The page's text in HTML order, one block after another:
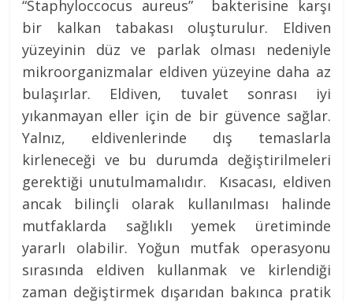
“Staphyloccocus aureus” bakterisine karşı
bir kalkan tabakası oluşturulur. Eldiven
yüzeyinin düz ve parlak olması nedeniyle
mikroorganizmalar eldiven yüzeyine daha az
bulaşırlar. Eldiven, tuvalet sonrası iyi
yıkanmayan eller için de bir güvence sağlar.
Yalnız, eldivenlerinde dış temaslarla
kirleneceği ve bu durumda değiştirilmeleri
gerektiği unutulmamalıdır. Kısacası, eldiven
ancak bilinçli olarak kullanılması halinde
mutfaklarda sağlıklı yemek üretiminde
yararlı olabilir. Yoğun mutfak operasyonu
sırasında eldiven kullanmak ve kirlendiği
zaman değiştirmek dışarıdan bakınca pratik